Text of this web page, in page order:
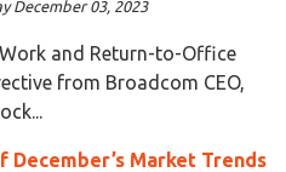
December 03, 2023
and Return-to-Office
from Broadcom CEO,
December’s Market Trends